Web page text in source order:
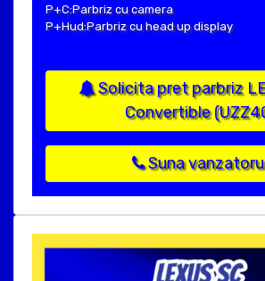
P+C:Parbriz cu camera
P+Hud:Parbriz cu head up display
Solicita pret parbriz
Convertible
Suna